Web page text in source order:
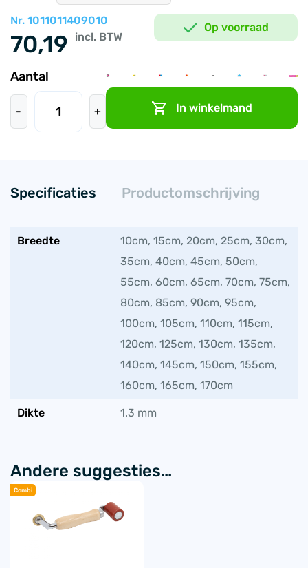
Nr. 1011011409010
70,19 incl. BTW
Op voorraad
Aantal
-
EPDM
zelfklevende
1.3
rol
aantal
+ In winkelmand
Specificaties Productomschrijving
Breedte
10cm, 15cm, 20cm, 25cm, 30cm,
35cm, 40cm, 45cm, 50cm,
55cm, 60cm, 65cm, 70cm, 75cm,
80cm, 85cm, 90cm, 95cm,
100cm, 105cm, 110cm, 115cm,
120cm, 125cm, 130cm, 135cm,
140cm, 145cm, 150cm, 155cm,
160cm, 165cm, 170cm
Dikte 1.3 mm
Andere suggesties…
Combi